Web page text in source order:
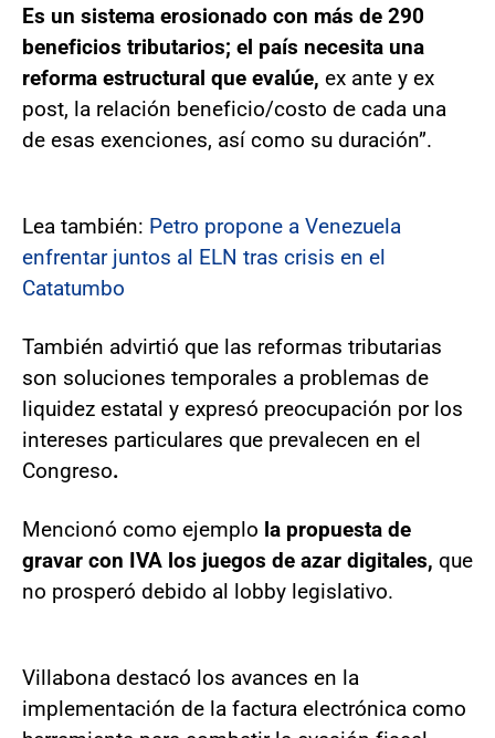
Es un sistema erosionado con más de 290
beneficios tributarios; el país necesita una
reforma estructural que evalúe, ex ante y ex
post, la relación beneficio/costo de cada una
de esas exenciones, así como su duración”.
Lea también: Petro propone a Venezuela
enfrentar juntos al ELN tras crisis en el
Catatumbo
También advirtió que las reformas tributarias
son soluciones temporales a problemas de
liquidez estatal y expresó preocupación por los
intereses particulares que prevalecen en el
Congreso.
Mencionó como ejemplo la propuesta de
gravar con IVA los juegos de azar digitales, que
no prosperó debido al lobby legislativo.
Villabona destacó los avances en la
implementación de la factura electrónica como